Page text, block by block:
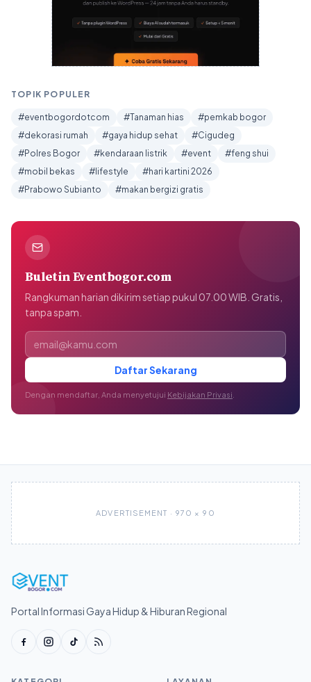
TOPIK POPULER
#eventbogordotcom #Tanaman hias
#pemkab bogor
#dekorasi rumah
#gaya hidup sehat
#Cigudeg
#Polres Bogor
#kendaraan listrik #event
#feng shui
#mobil bekas
#lifestyle
#hari kartini 2026
#Prabowo Subianto
#makan bergizi gratis
Buletin Eventbogor.com
Rangkuman harian dikirim setiap pukul 07.00 WIB. Gratis,
tanpa spam.
Alamat email
Daftar Sekarang
Dengan mendaftar, Anda menyetujui Kebijakan Privasi
ADVERTISEMENT · 970 × 90
Portal Informasi Gaya Hidup & Hiburan Regional